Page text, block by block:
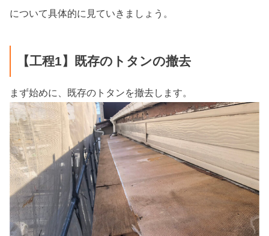
について具体的に見ていきましょう。
【工程1】既存のトタンの撤去
まず始めに、既存のトタンを撤去します。